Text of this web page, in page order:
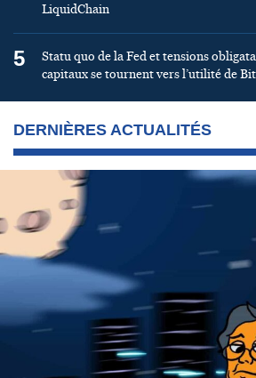
LiquidChain
5
Statu quo de la Fed et tensions
capitaux se tournent vers l’utilité de
DERNIÈRES ACTUALITÉS